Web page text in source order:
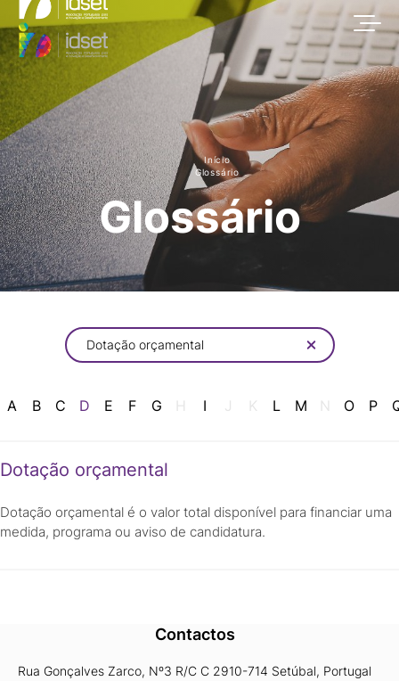
Início
Glossário
Glossário
Dotação orçamental
A B C D E F G H I J K L M N O P
Dotação orçamental
Dotação orçamental é o valor total disponível para financiar uma
medida, programa ou aviso de candidatura.
Contactos
Rua Gonçalves Zarco, Nº3 R/C C 2910-714 Setúbal, Portugal